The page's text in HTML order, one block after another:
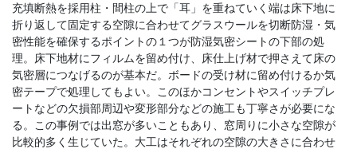
充填断熱を採用柱・間柱の上で「耳」を重ねていく端は床下地に
折り返して固定する空隙に合わせてグラスウールを切断防湿・気
密性能を確保するポイントの１つが防湿気密シートの下部の処
理。床下地材にフィルムを留め付け、床仕上げ材で押さえて床の
気密層につなげるのが基本だ。ボードの受け材に留め付けるか気
密テープで処理してもよい。このほかコンセントやスイッチプレ
ートなどの欠損部周辺や変形部分などの施工も丁寧さが必要にな
る。この事例では出窓が多いこともあり、窓周りに小さな空隙が
比較的多く生じていた。大工はそれぞれの空隙の大きさに合わせ